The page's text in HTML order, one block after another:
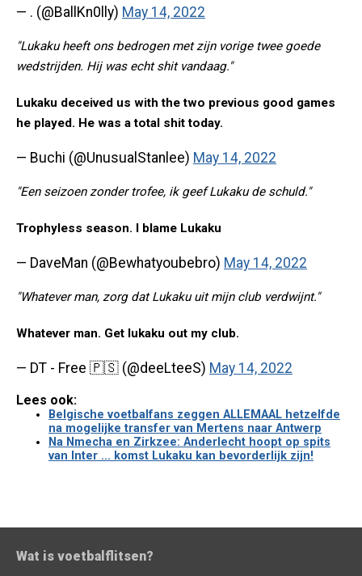
— . (@BallKn0lly) May 14, 2022
"Lukaku heeft ons bedrogen met zijn vorige twee goede
wedstrijden. Hij was echt shit vandaag."
Lukaku deceived us with the two previous good games
he played. He was a total shit today.
— Buchi (@UnusualStanlee) May 14, 2022
"Een seizoen zonder trofee, ik geef Lukaku de schuld."
Trophyless season. I blame Lukaku
— DaveMan (@Bewhatyoubebro) May 14, 2022
"Whatever man, zorg dat Lukaku uit mijn club verdwijnt."
Whatever man. Get lukaku out my club.
— DT - Free 🇵🇸 (@deeLteeS) May 14, 2022
Lees ook:
Belgische voetbalfans zeggen ALLEMAAL hetzelfde
na mogelijke transfer van Mertens naar Antwerp
Na Nmecha en Zirkzee: Anderlecht hoopt op spits
van Inter ... komst Lukaku kan bevorderlijk zijn!
Wat is voetbalflitsen?